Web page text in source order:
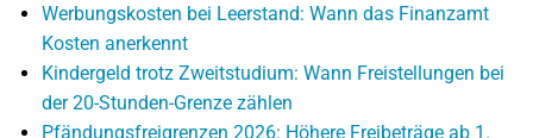
Werbungskosten bei Leerstand: Wann das Finanzamt
Kosten anerkennt
Kindergeld trotz Zweitstudium: Wann Freistellungen bei
der 20-Stunden-Grenze zählen
Pfändungsfreigrenzen 2026: Höhere Freibeträge ab 1.